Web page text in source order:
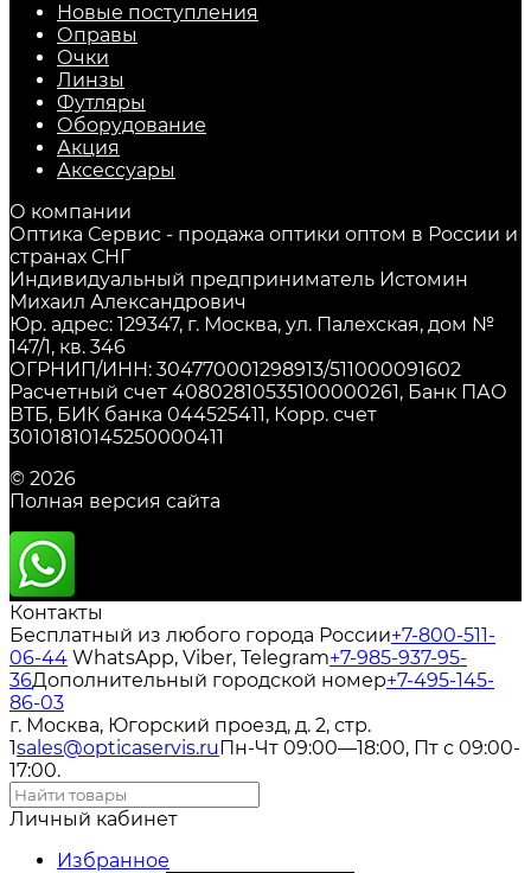
Новые поступления
Оправы
Очки
Линзы
Футляры
Оборудование
Акция
Аксессуары
О компании
Оптика Сервис - продажа оптики оптом в России и
странах СНГ
Индивидуальный предприниматель Истомин
Михаил Александрович
Юр. адрес: 129347, г. Москва, ул. Палехская, дом №
147/1, кв. 346
ОГРНИП/ИНН: 304770001298913/511000091602
Расчетный счет 40802810535100000261, Банк ПАО
ВТБ, БИК банка 044525411, Корр. счет
30101810145250000411
© 2026
Полная версия сайта
Контакты
Бесплатный из любого города России+7-800-511-
06-44 WhatsApp, Viber, Telegram+7-985-937-95-
36Дополнительный городской номер+7-495-145-
86-03
г. Москва, Югорский проезд, д. 2, стр.
1sales@opticaservis.ruПн-Чт 09:00—18:00, Пт с 09:00-
17:00.
Личный кабинет
Избранное